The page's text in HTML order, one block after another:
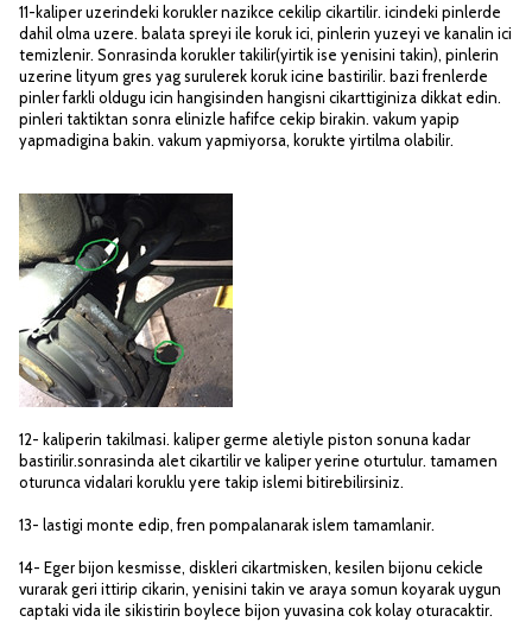
11-kaliper uzerindeki korukler nazikce cekilip cikartilir. icindeki pinlerde
dahil olma uzere. balata spreyi ile koruk ici, pinlerin yuzeyi ve kanalin ici
temizlenir. Sonrasinda korukler takilir(yirtik ise yenisini takin), pinlerin
uzerine lityum gres yag surulerek koruk icine bastirilir. bazi frenlerde
pinler farkli oldugu icin hangisinden hangisni cikarttiginiza dikkat edin.
pinleri taktiktan sonra elinizle hafifce cekip birakin. vakum yapip
yapmadigina bakin. vakum yapmiyorsa, korukte yirtilma olabilir.
12- kaliperin takilmasi. kaliper germe aletiyle piston sonuna kadar
bastirilir.sonrasinda alet cikartilir ve kaliper yerine oturtulur. tamamen
oturunca vidalari koruklu yere takip islemi bitirebilirsiniz.
13- lastigi monte edip, fren pompalanarak islem tamamlanir.
14- Eger bijon kesmisse, diskleri cikartmisken, kesilen bijonu cekicle
vurarak geri ittirip cikarin, yenisini takin ve araya somun koyarak uygun
captaki vida ile sikistirin boylece bijon yuvasina cok kolay oturacaktir.